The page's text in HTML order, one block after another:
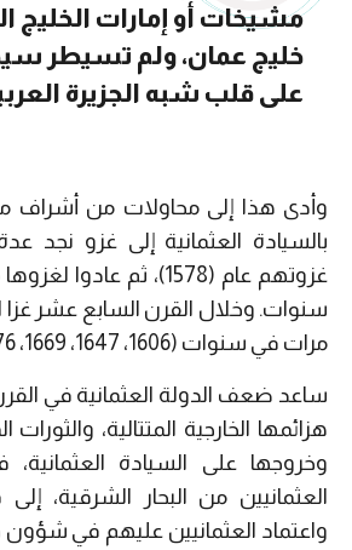
مشيخات أو إمارات الخليج
خليج عمان، ولم تسيطر
على قلب شبه الجزيرة
وأدى هذا إلى محاولات من أشراف
بالسيادة العثمانية إلى غزو نجد
غزوتهم عام (1578)، ثم
سنوات. وخلال القرن السابع عشر
مرات في سنوات (1606، 1647، 1669، 1676، 1697).
ساعد ضعف الدولة العثمانية في
هزائمها الخارجية المتتالية،
وخروجها على السيادة
العثمانيين من البحار الشرقية،
واعتماد العثمانيين عليهم في شؤون